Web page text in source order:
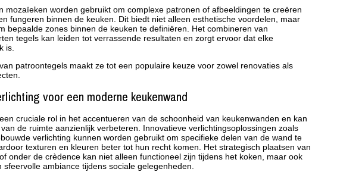
mozaïeken worden gebruikt om complexe patronen of afbeeldingen te creëren
fungeren binnen de keuken. Dit biedt niet alleen esthetische voordelen, maar
bepaalde zones binnen de keuken te definiëren. Het combineren van
tegels kan leiden tot verrassende resultaten en zorgt ervoor dat elke
is.
patroontegels maakt ze tot een populaire keuze voor zowel renovaties als
voor een moderne keukenwand
cruciale rol in het accentueren van de schoonheid van keukenwanden en kan
de ruimte aanzienlijk verbeteren. Innovatieve verlichtingsoplossingen zoals
verlichting kunnen worden gebruikt om specifieke delen van de wand te
texturen en kleuren beter tot hun recht komen. Het strategisch plaatsen van
onder de crèdence kan niet alleen functioneel zijn tijdens het koken, maar ook
sfeervolle ambiance tijdens sociale gelegenheden.